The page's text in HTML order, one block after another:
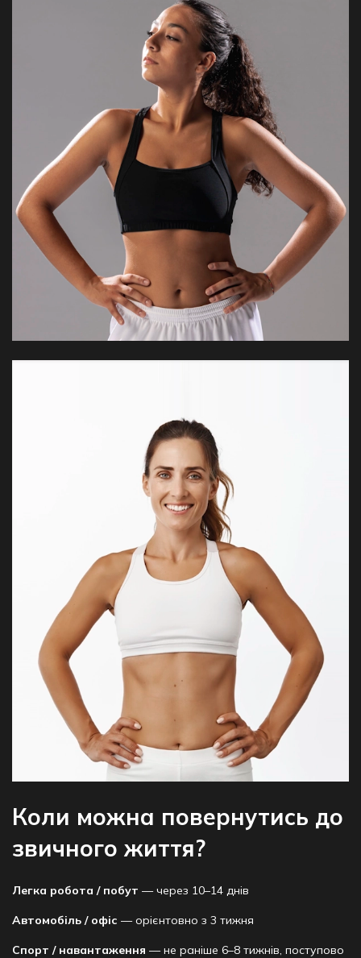
Коли можна повернутись до
звичного життя?
Легка робота / побут — через 10–14 днів
Автомобіль / офіс — орієнтовно з 3 тижня
Спорт / навантаження — не раніше 6–8 тижнів, поступово